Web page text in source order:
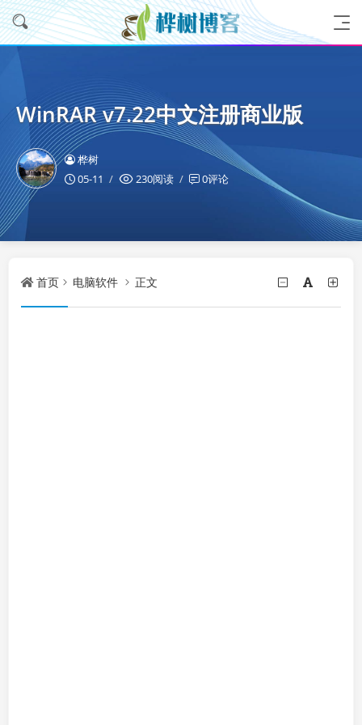
WinRAR v7.22中文注册商业版
桦树
05-11
230阅读 0评论
首页 电脑软件 正文